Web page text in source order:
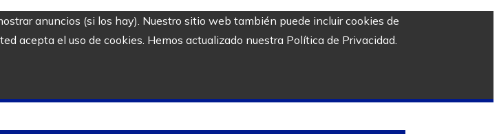
anuncios (si los hay). Nuestro sitio web también puede incluir cookies de
acepta el uso de cookies. Hemos actualizado nuestra Política de Privacidad.